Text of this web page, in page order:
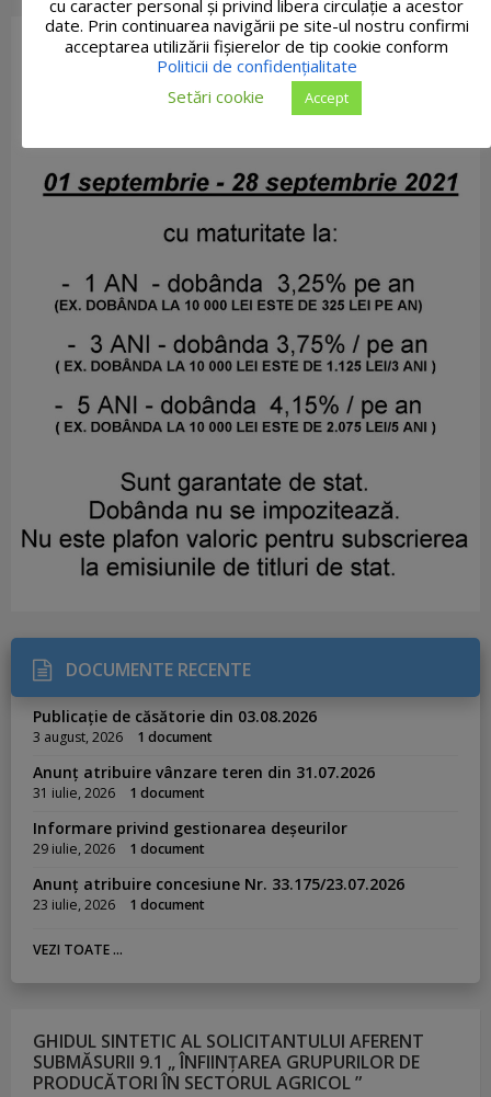
DOCUMENTE RECENTE
Publicație de căsătorie din 03.08.2026
3 august, 2026 1 document
Anunț atribuire vânzare teren din 31.07.2026
31 iulie, 2026 1 document
Informare privind gestionarea deșeurilor
29 iulie, 2026 1 document
Anunț atribuire concesiune Nr. 33.175/23.07.2026
23 iulie, 2026 1 document
VEZI TOATE ...
GHIDUL SINTETIC AL SOLICITANTULUI AFERENT
SUBMĂSURII 9.1 „ ÎNFIINȚAREA GRUPURILOR DE
PRODUCĂTORI ÎN SECTORUL AGRICOL ”
cu caracter personal și privind libera circulație a acestor
date. Prin continuarea navigării pe site-ul nostru confirmi
acceptarea utilizării fişierelor de tip cookie conform
Politicii de confidențialitate
Setări cookie
Accept